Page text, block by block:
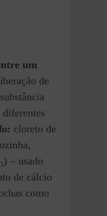
um
de
cloreto de
– usado
de cálcio
como